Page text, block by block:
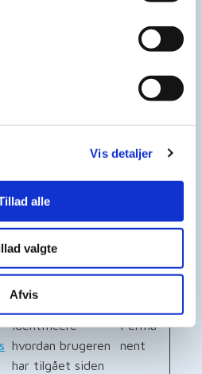
Vis detaljer
alle
valgte
Afvis
mellem brugeren
og hjemmesidens
pop-up annoncer
- Dette benyttes
annoncernes
relevans på
hjemmesiden.
Identificere
hvordan brugeren
har tilgået siden
Perma
nent